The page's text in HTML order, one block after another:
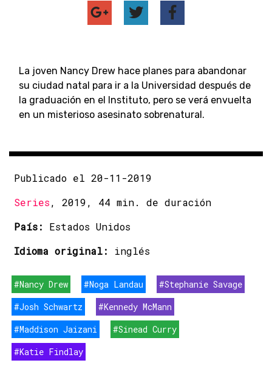
La joven Nancy Drew hace planes para abandonar
su ciudad natal para ir a la Universidad después de
la graduación en el Instituto, pero se verá envuelta
en un misterioso asesinato sobrenatural.
Publicado el 20-11-2019
Series, 2019, 44 min. de duración
País: Estados Unidos
Idioma original: inglés
#Nancy Drew #Noga Landau
#Stephanie Savage
#Josh Schwartz
#Kennedy McMann
#Maddison Jaizani
#Sinead Curry
#Katie Findlay